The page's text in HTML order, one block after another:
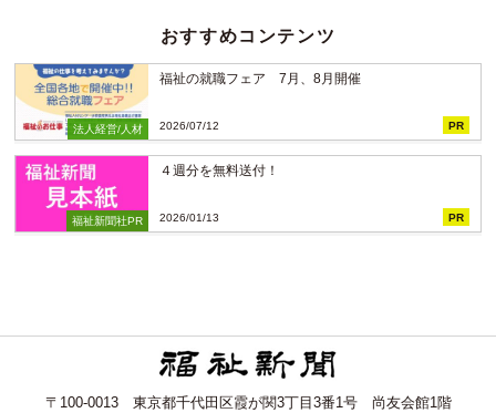
おすすめコンテンツ
法人経営/人材
福祉の就職フェア 7月、8月開催
2026/07/12 PR
福祉新聞社PR
４週分を無料送付！
2026/01/13 PR
〒100-0013 東京都千代田区霞が関3丁目3番1号 尚友会館1階